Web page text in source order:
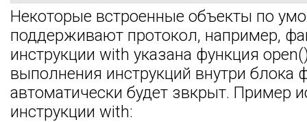
Некоторые встроенные объекты по
поддерживают протокол, например,
инструкции with указана функция
выполнения инструкций внутри блока
автоматически будет звкрыт. Пример
инструкции with: